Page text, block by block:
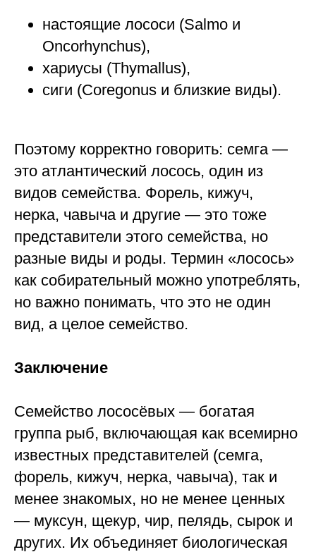
настоящие лососи (Salmo и
Oncorhynchus),
хариусы (Thymallus),
сиги (Coregonus и близкие виды).
Поэтому корректно говорить: семга —
это атлантический лосось, один из
видов семейства. Форель, кижуч,
нерка, чавыча и другие — это тоже
представители этого семейства, но
разные виды и роды. Термин «лосось»
как собирательный можно употреблять,
но важно понимать, что это не один
вид, а целое семейство.
Заключение
Семейство лососёвых — богатая
группа рыб, включающая как всемирно
известных представителей (семга,
форель, кижуч, нерка, чавыча), так и
менее знакомых, но не менее ценных
— муксун, щекур, чир, пелядь, сырок и
других. Их объединяет биологическая